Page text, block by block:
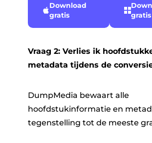
Download
gratis
gratis
Vraag 2: Verlies ik
metadata tijdens de
DumpMedia bewaart alle
hoofdstukinformatie en
tegenstelling tot de meeste